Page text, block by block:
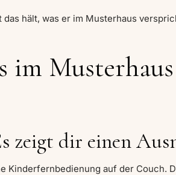
hält, was er im Musterhaus
im
zeigt dir einen
Kinderfernbedienung auf der Couch.